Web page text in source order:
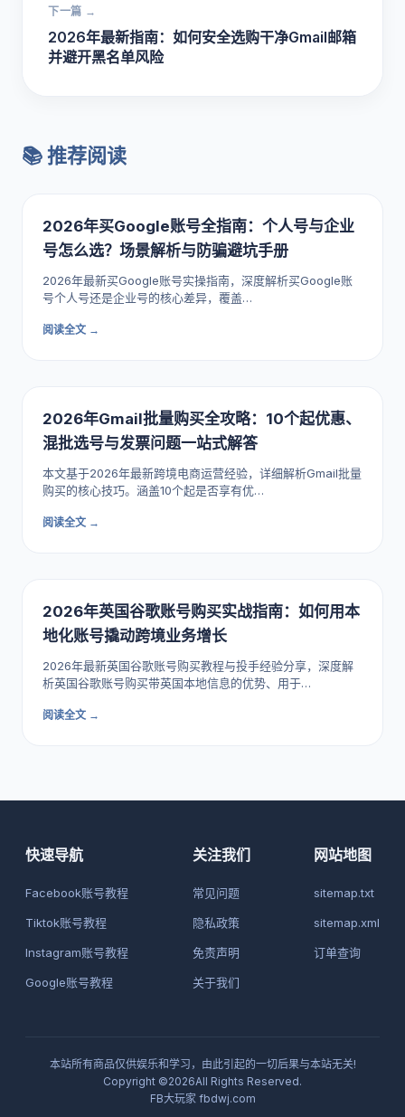
下一篇 →
2026年最新指南：如何安全选购干净Gmail邮箱
并避开黑名单风险
📚 推荐阅读
2026年买Google账号全指南：个人号与企业
号怎么选？场景解析与防骗避坑手册
2026年最新买Google账号实操指南，深度解析买Google账
号个人号还是企业号的核心差异，覆盖…
阅读全文 →
2026年Gmail批量购买全攻略：10个起优惠、
混批选号与发票问题一站式解答
本文基于2026年最新跨境电商运营经验，详细解析Gmail批量
购买的核心技巧。涵盖10个起是否享有优…
阅读全文 →
2026年英国谷歌账号购买实战指南：如何用本
地化账号撬动跨境业务增长
2026年最新英国谷歌账号购买教程与投手经验分享，深度解
析英国谷歌账号购买带英国本地信息的优势、用于…
阅读全文 →
快速导航
Facebook账号教程
Tiktok账号教程
Instagram账号教程
Google账号教程
关注我们
常见问题
隐私政策
免责声明
关于我们
网站地图
sitemap.txt
sitemap.xml
订单查询
本站所有商品仅供娱乐和学习，由此引起的一切后果与本站无关!
Copyright ©2026All Rights Reserved.
FB大玩家fbdwj.com